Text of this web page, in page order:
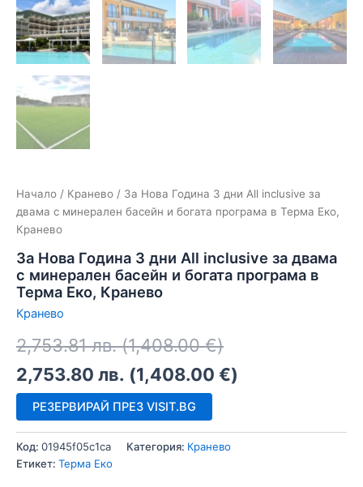
Начало / Кранево / За Нова Година 3 дни All inclusive за
двама с минерален басейн и богата програма в Терма Еко,
Кранево
За Нова Година 3 дни All inclusive за двама
с минерален басейн и богата програма в
Терма Еко, Кранево
Кранево
2,753.81лв. (1,408.00€)
2,753.80 лв. (1,408.00 €)
РЕЗЕРВИРАЙ ПРЕЗ VISIT.BG
Код: 01945f05c1ca Категория: Кранево
Етикет: Терма Еко